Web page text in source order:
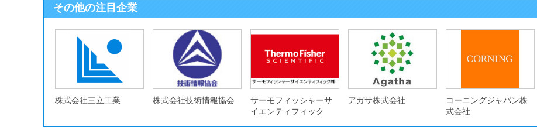
その他の注目企業
株式会社三立工業 株式会社技術情報協会
サーモフィッシャーサ
イエンティフィック
アガサ株式会社
コーニングジャパン株
式会社